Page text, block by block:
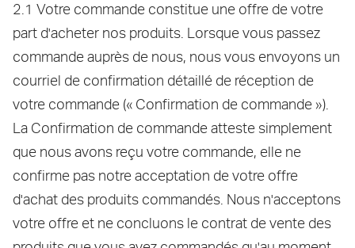
2.1 Votre commande constitue une offre de votre
part d'acheter nos produits. Lorsque vous passez
commande auprès de nous, nous vous envoyons un
courriel de confirmation détaillé de réception de
votre commande (« Confirmation de commande »).
La Confirmation de commande atteste simplement
que nous avons reçu votre commande, elle ne
confirme pas notre acceptation de votre offre
d'achat des produits commandés. Nous n'acceptons
votre offre et ne concluons le contrat de vente des